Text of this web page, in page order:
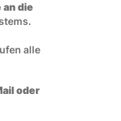
an die
alle
oder